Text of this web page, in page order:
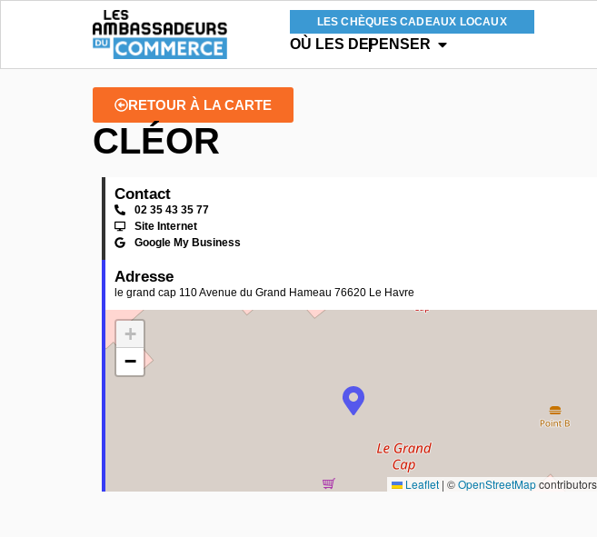
LES CHÈQUES CADEAUX LOCAUX
OÙ LES DEPENSER
RETOUR À LA CARTE
CLÉOR
Contact
02 35 43 35 77
Site Internet
Google My Business
Adresse
le grand cap 110 Avenue du Grand Hameau 76620 Le Havre
+
−
Leaflet | ©OpenStreetMapcontributors